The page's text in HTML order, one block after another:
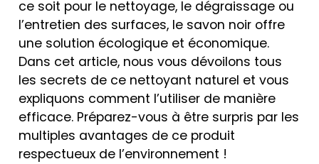
ce soit pour le nettoyage, le dégraissage ou
l’entretien des surfaces, le savon noir offre
une solution écologique et économique.
Dans cet article, nous vous dévoilons tous
les secrets de ce nettoyant naturel et vous
expliquons comment l’utiliser de manière
efficace. Préparez-vous à être surpris par les
multiples avantages de ce produit
respectueux de l’environnement !